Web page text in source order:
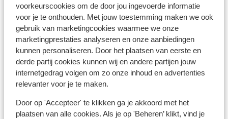
voorkeurscookies om de door jou ingevoerde informatie
voor je te onthouden. Met jouw toestemming maken we ook
gebruik van marketingcookies waarmee we onze
marketingprestaties analyseren en onze aanbiedingen
kunnen personaliseren. Door het plaatsen van eerste en
derde partij cookies kunnen wij en andere partijen jouw
internetgedrag volgen om zo onze inhoud en advertenties
relevanter voor je te maken.
Door op 'Accepteer' te klikken ga je akkoord met het
plaatsen van alle cookies. Als je op 'Beheren’ klikt, vind je
Reisdocumenten:
Voor Turkije dien je in het bezit te zijn van een paspoort
of identiteitsbewijs. Je paspoort of ID kaart moet nog
minstens 150 dagen geldig zijn als je in Turkije aankomt.
Heb je niet de Nederlandse nationaliteit, dan is het
belangrijk om na te vragen of er andere regels van
het land waar je heen wilt en de landen waar je doorheen